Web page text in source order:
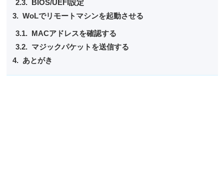
BIOS/UEFI設定
WoLでリモートマシンを起動させる
MACアドレスを確認する
マジックパケットを送信する
あとがき